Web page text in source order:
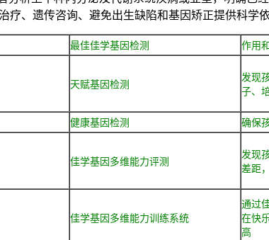
、遗传咨询、避免出生缺陷和基因矫正提供科学依
最佳佳学基因检测 作用
天赋基因检测
发现
子、
健康基因检测 确保
佳学基因多维能力评测
发现
差距
佳学基因多维能力训练系统
通过
在快
高